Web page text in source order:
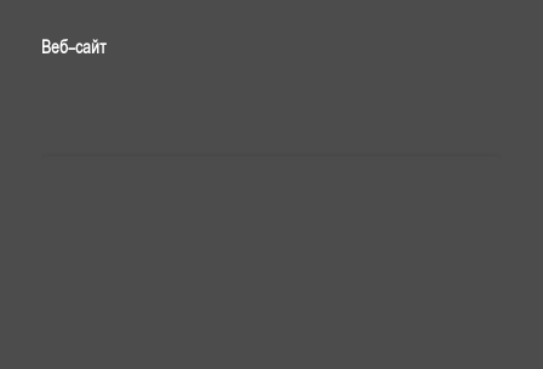
Веб-сайт